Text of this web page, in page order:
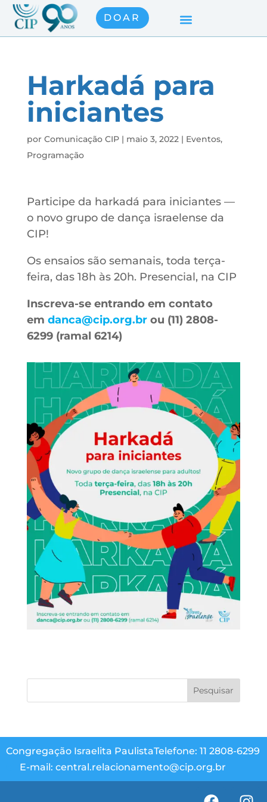
DOAR
Harkadá para
iniciantes
por Comunicação CIP| maio 3, 2022| Eventos,
Programação
Participe da harkadá para iniciantes —
o novo grupo de dança israelense da
CIP!
Os ensaios são semanais, toda terça-
feira, das 18h às 20h. Presencial, na CIP
Inscreva-se entrando em contato
em danca@cip.org.brou (11) 2808-
6299 (ramal 6214)
Congregação Israelita PaulistaTelefone: 11 2808-6299
E-mail: central.relacionamento@cip.org.br